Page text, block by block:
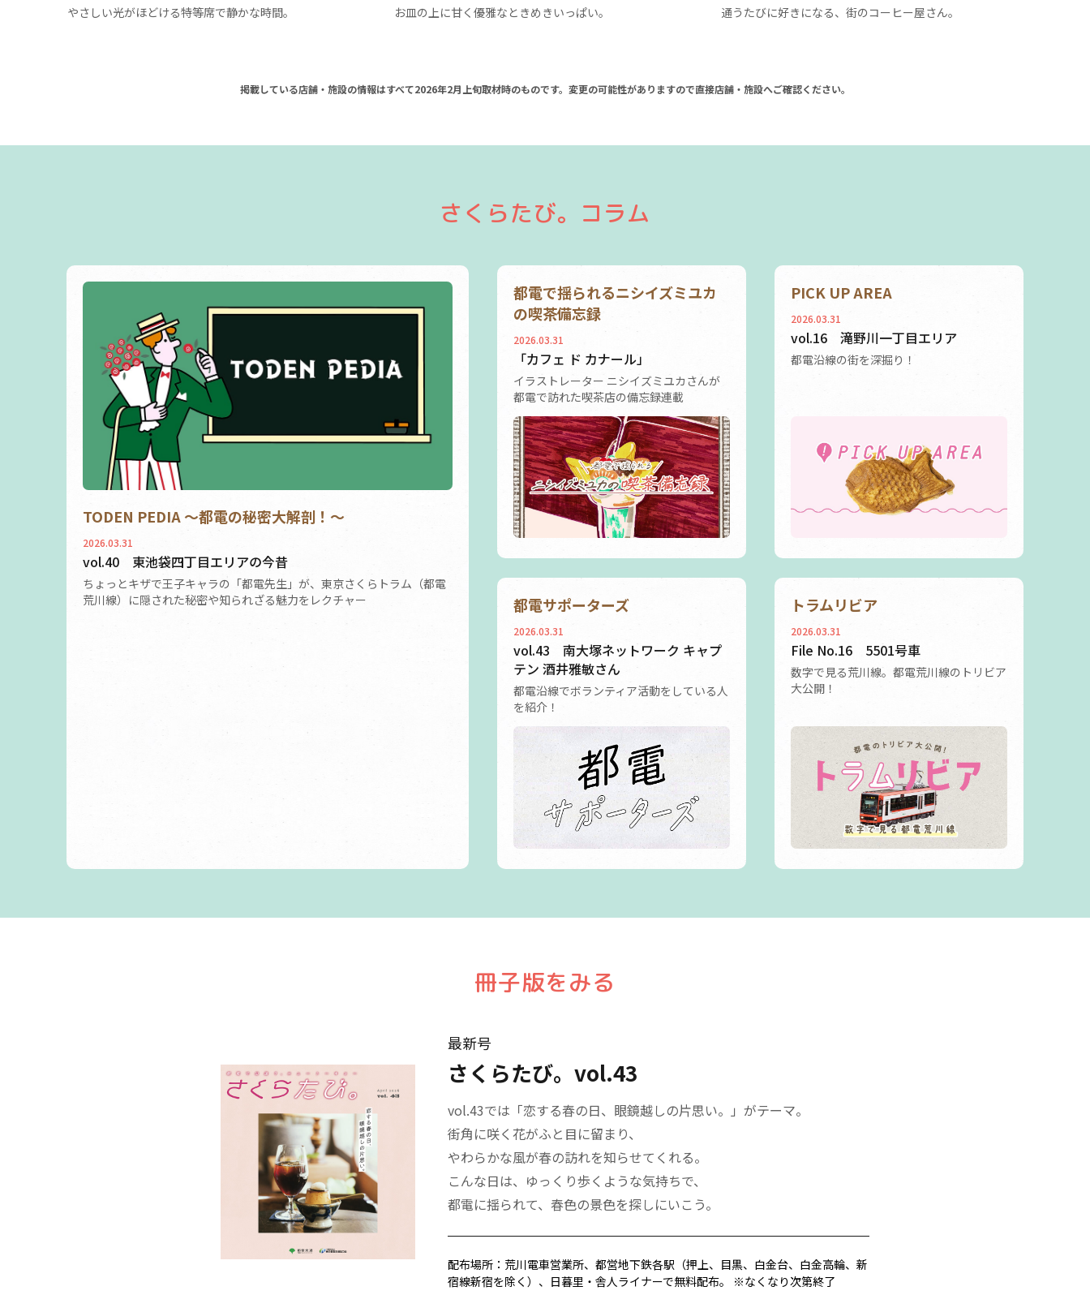
やさしい光がほどける特等席で静かな時間。 お皿の上に甘く優雅なときめきいっぱい。 通うたびに好きになる、街のコーヒー屋さん。
掲載している店舗・施設の情報はすべて2026年2月上旬取材時のものです。変更の可能性がありますので直接店舗・施設へご確認ください。
さくらたび。コラム
TODEN PEDIA ～都電の秘密大解剖！～
2026.03.31
vol.40 東池袋四丁目エリアの今昔
ちょっとキザで王子キャラの「都電先生」が、東京さくらトラム（都電
荒川線）に隠された秘密や知られざる魅力をレクチャー
都電で揺られるニシイズミユカ
の喫茶備忘録
2026.03.31
「カフェ ド カナール」
イラストレーター ニシイズミユカさんが
都電で訪れた喫茶店の備忘録連載
PICK UP AREA
2026.03.31
vol.16 滝野川一丁目エリア
都電沿線の街を深掘り！
都電サポーターズ
2026.03.31
vol.43 南大塚ネットワーク キャプ
テン 酒井雅敏さん
都電沿線でボランティア活動をしている人
を紹介！
トラムリビア
2026.03.31
File No.16 5501号車
数字で見る荒川線。都電荒川線のトリビア
大公開！
冊子版をみる
最新号
さくらたび。vol.43
vol.43では「恋する春の日、眼鏡越しの片思い。」がテーマ。
街角に咲く花がふと目に留まり、
やわらかな風が春の訪れを知らせてくれる。
こんな日は、ゆっくり歩くような気持ちで、
都電に揺られて、春色の景色を探しにいこう。
配布場所：荒川電車営業所、都営地下鉄各駅（押上、目黒、白金台、白金高輪、新
宿線新宿を除く）、日暮里・舎人ライナーで無料配布。 ※なくなり次第終了